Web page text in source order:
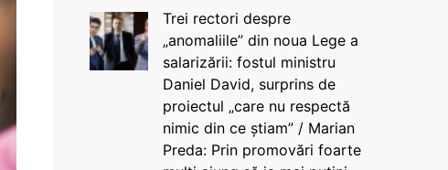
Trei rectori despre
„anomaliile” din noua Lege a
salarizării: fostul ministru
Daniel David, surprins de
proiectul „care nu respectă
nimic din ce știam” / Marian
Preda: Prin promovări foarte